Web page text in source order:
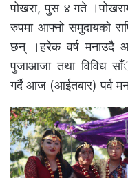
पोखरा, पुस ४ गते
रुपमा आफ्नो समुदायको
छन् ।हरेक वर्ष मनाउदै
पुजाआजा तथा विविध
गर्दै आज (आईतबार) पर्व